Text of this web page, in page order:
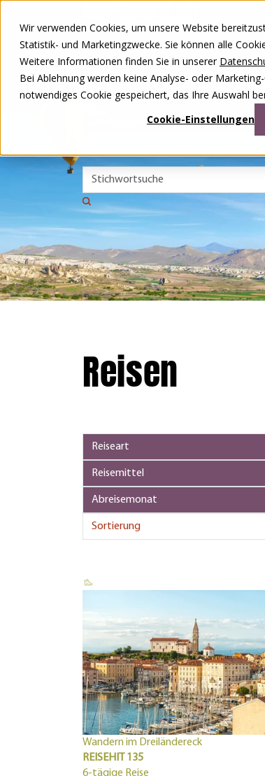
Wir verwenden Cookies, um unsere Website
Statistik- und Marketingzwecke. Sie können alle
Weitere Informationen finden Sie in unserer
Bei Ablehnung werden keine Analyse- oder
notwendiges Cookie gespeichert, das Ihre Auswahl
Cookie-Einstellungen
Unsere Reisen
Rund ums Reisen
Über uns
Kontakt
Wettbewerb
Reisen
Wandern im Dreiländereck
REISEHIT 135
6-tägige Reise